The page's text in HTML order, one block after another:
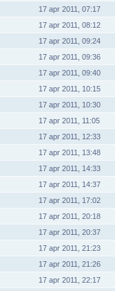
17 apr 2011, 07:17
17 apr 2011, 08:12
17 apr 2011, 09:24
17 apr 2011, 09:36
17 apr 2011, 09:40
17 apr 2011, 10:15
17 apr 2011, 10:30
17 apr 2011, 11:05
17 apr 2011, 12:33
17 apr 2011, 13:48
17 apr 2011, 14:33
17 apr 2011, 14:37
17 apr 2011, 17:02
17 apr 2011, 20:18
17 apr 2011, 20:37
17 apr 2011, 21:23
17 apr 2011, 21:26
17 apr 2011, 22:17